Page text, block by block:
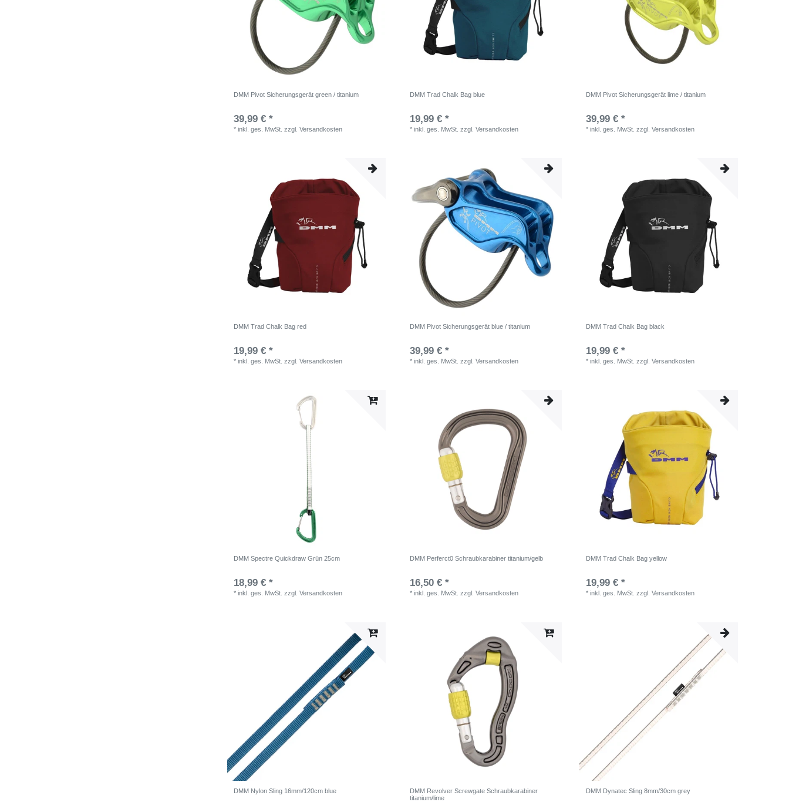
DMM Pivot Sicherungsgerät green / titanium
39,99 € *
*inkl. ges. MwSt. zzgl.Versandkosten
DMM Trad Chalk Bag blue
19,99 € *
*inkl. ges. MwSt. zzgl.Versandkosten
DMM Pivot Sicherungsgerät lime / titanium
39,99 € *
*inkl. ges. MwSt. zzgl.Versandkosten
DMM Trad Chalk Bag red
19,99 € *
*inkl. ges. MwSt. zzgl.Versandkosten
DMM Pivot Sicherungsgerät blue / titanium
39,99 € *
*inkl. ges. MwSt. zzgl.Versandkosten
DMM Trad Chalk Bag black
19,99 € *
*inkl. ges. MwSt. zzgl.Versandkosten
DMM Spectre Quickdraw Grün 25cm
18,99 € *
*inkl. ges. MwSt. zzgl.Versandkosten
DMM Perferct0 Schraubkarabiner titanium/gelb
16,50 € *
*inkl. ges. MwSt. zzgl.Versandkosten
DMM Trad Chalk Bag yellow
19,99 € *
*inkl. ges. MwSt. zzgl.Versandkosten
DMM Nylon Sling 16mm/120cm blue
DMM Revolver Screwgate Schraubkarabiner
titanium/lime
DMM Dynatec Sling 8mm/30cm grey